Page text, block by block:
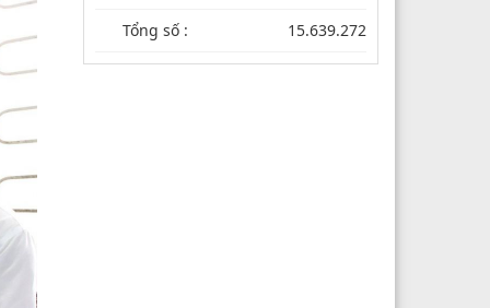
Tổng số : 15.639.272